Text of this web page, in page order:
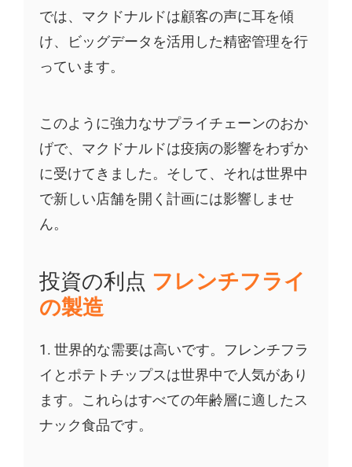
では、マクドナルドは顧客の声に耳を傾
け、ビッグデータを活用した精密管理を行
っています。
このように強力なサプライチェーンのおか
げで、マクドナルドは疫病の影響をわずか
に受けてきました。そして、それは世界中
で新しい店舗を開く計画には影響しませ
ん。
投資の利点 フレンチフライ
の製造
1. 世界的な需要は高いです。フレンチフラ
イとポテトチップスは世界中で人気があり
ます。これらはすべての年齢層に適したス
ナック食品です。